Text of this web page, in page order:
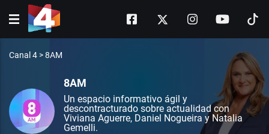
Canal 4 >8AM
8AM
Un espacio informativo ágil y
descontracturado sobre actualidad con
Viviana Aguerre, Daniel Nogueira y Natalia
Gemelli.